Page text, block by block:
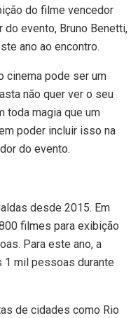
do filme vencedor
do evento, Bruno Benetti,
ano ao encontro.
cinema pode ser um
não quer ver o seu
toda magia que um
poder incluir isso na
do evento.
desde 2015. Em
filmes para exibição
Para este ano, a
1 mil pessoas durante
de cidades como Rio